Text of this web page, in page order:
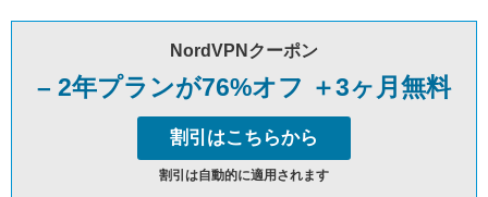
NordVPNクーポン
– 2年プランが76%オフ ＋3ヶ月無料
割引はこちらから
割引は自動的に適用されます